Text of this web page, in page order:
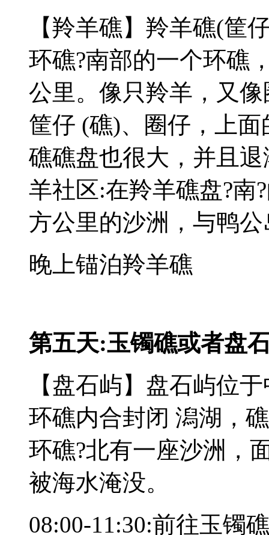
【羚羊礁】羚羊礁(筐
环礁?南部的一个环礁
公里。像只羚羊，又
筐仔 (礁)、圈仔，上
礁礁盘也很大，并且
羊社区:在羚羊礁盘?南
方公里的沙洲，与鸭
晚上锚泊羚羊礁
第五天:玉镯礁或者盘
【盘石屿】盘石屿位
环礁内合封闭 潟湖，
环礁?北有一座沙洲，
被海水淹没。
08:00-11:30:前往玉镯